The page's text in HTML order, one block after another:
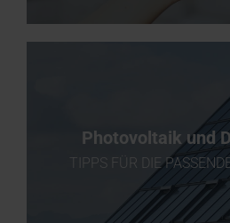
Photovoltaik und
TIPPS FÜR DIE